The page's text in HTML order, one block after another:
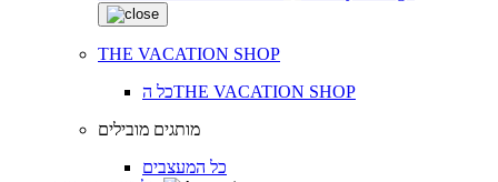
THE VACATION SHOP
כל הTHE VACATION SHOP
מותגים מובילים
כל המעצבים